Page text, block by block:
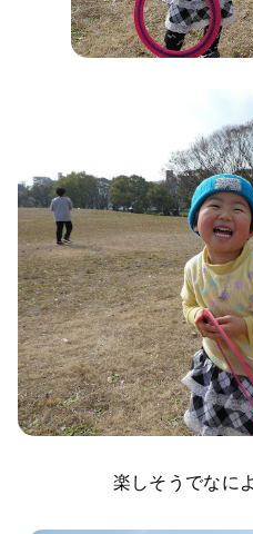
楽しそうでなに